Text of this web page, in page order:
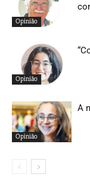
Opinião
Opinião
Opinião
A